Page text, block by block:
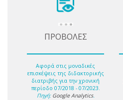
ΠΡΟΒΟΛΕΣ
Αφορά στις μοναδικές
επισκέψεις της διδακτορικής
διατριβής για την χρονική
περίοδο 07/2018 - 07/2023.
Πηγή: Google Analytics.